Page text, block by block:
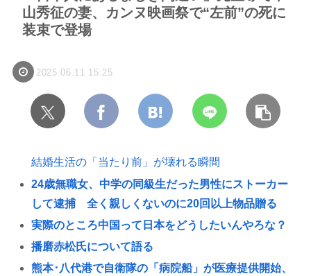
山秀征の妻、カンヌ映画祭で“左前”の死に
装束で登場
2025.06.11 15:25
結婚生活の「当たり前」が壊れる瞬間
24歳無職女、中学の同級生だった男性にストーカー
して逮捕 全く親しくないのに20回以上物品贈る
実際のところ中国って日本をどうしたいんやろな？
播磨赤松氏について語る
熊本･八代港で自衛隊の「病院船」が医療提供開始、